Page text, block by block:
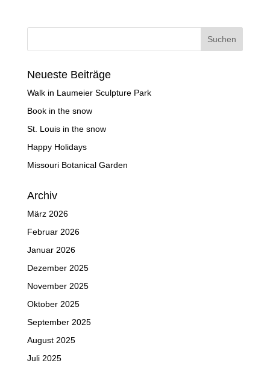
Neueste Beiträge
Walk in Laumeier Sculpture Park
Book in the snow
St. Louis in the snow
Happy Holidays
Missouri Botanical Garden
Archiv
März 2026
Februar 2026
Januar 2026
Dezember 2025
November 2025
Oktober 2025
September 2025
August 2025
Juli 2025